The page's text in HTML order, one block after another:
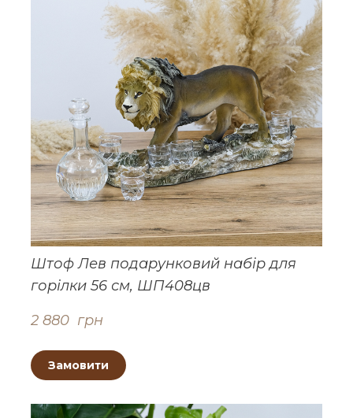
Штоф Лев подарунковий набір для
горілки 56 см, ШП408цв
2 880  грн
Замовити